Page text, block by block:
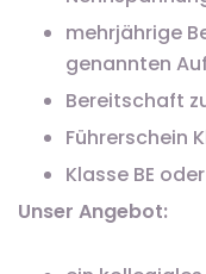
mehrjährige
genannten
Bereitschaft
Führerschein
Klasse BE
Unser Angebot: